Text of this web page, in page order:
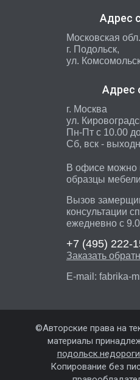
Адрес
Московская
г. Подольск,
ул.
Адрес
г. Москва
ул.
Пн-Пт с 10.00
Сб, вск -
В офисе можно
образцы
Вызов
консультации
ежедневно с
+7 (495) 222-
Заказать
E-mail: fabrika-
©Авторские права на
материалы
Копирование без